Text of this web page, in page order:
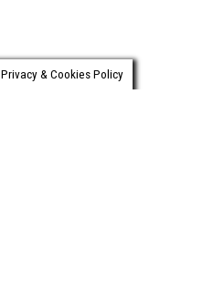
Privacy & Cookies Policy